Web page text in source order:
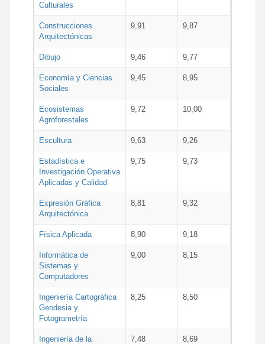
Culturales
Construcciones
Arquitectónicas
9,91 9,87
Dibujo 9,46 9,77
Economía y Ciencias
Sociales
9,45 8,95
Ecosistemas
Agroforestales
9,72 10,00
Escultura 9,63 9,26
Estadística e
Investigación Operativa
Aplicadas y Calidad
9,75 9,73
Expresión Gráfica
Arquitectónica
8,81 9,32
Física Aplicada 8,90 9,18
Informática de
Sistemas y
Computadores
9,00 8,15
Ingeniería Cartográfica
Geodesia y
Fotogrametría
8,25 8,50
Ingeniería de la
7,48 8,69